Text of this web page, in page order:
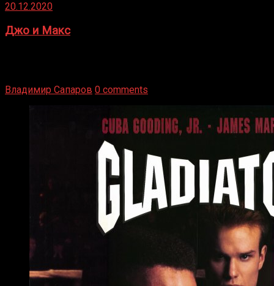
20.12.2020
Джо и Макс
Владимир Сапаров 0 comments